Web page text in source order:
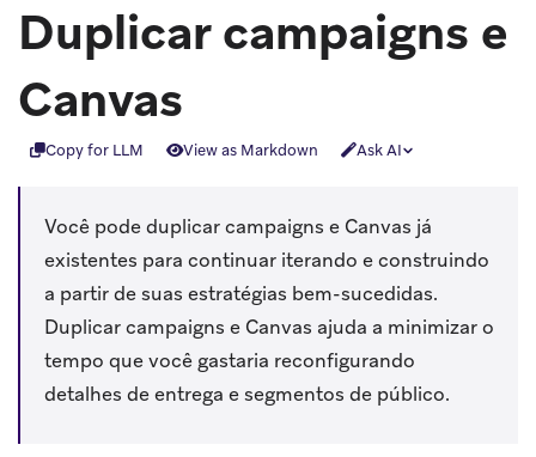
Duplicar campaigns e
Canvas
Copy for LLM View as Markdown Ask AI
Você pode duplicar campaigns e Canvas já
existentes para continuar iterando e construindo
a partir de suas estratégias bem-sucedidas.
Duplicar campaigns e Canvas ajuda a minimizar o
tempo que você gastaria reconfigurando
detalhes de entrega e segmentos de público.